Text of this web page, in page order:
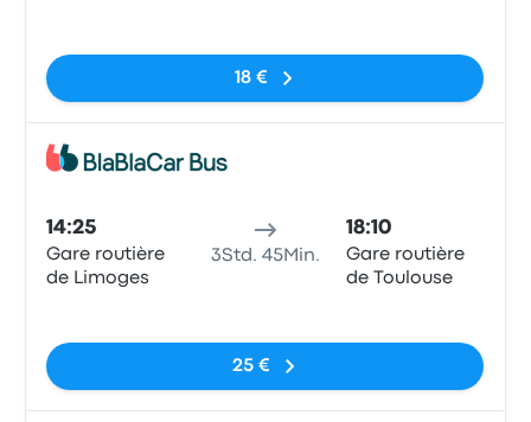
18 €
14:25
Gare routière
de Limoges
3Std. 45Min.
18:10
Gare routière
de Toulouse
25 €